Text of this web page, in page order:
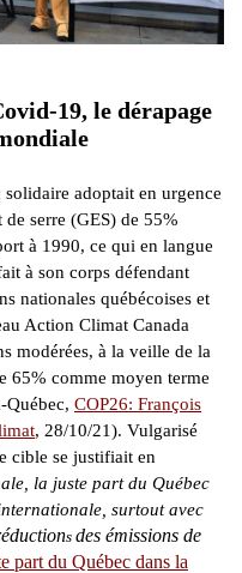
19, le dérapage
adoptait en urgence
serre (GES) de 55%
à 1990, ce qui en langue
à son corps défendant
nationales québécoises et
Action Climat Canada
modérées, à la veille de la
65% comme moyen terme
Québec, COP26: François
, 28/10/21). Vulgarisé
cible se justifiait en
la juste part du Québec
surtout avec
s des émissions de
part du Québec dans la